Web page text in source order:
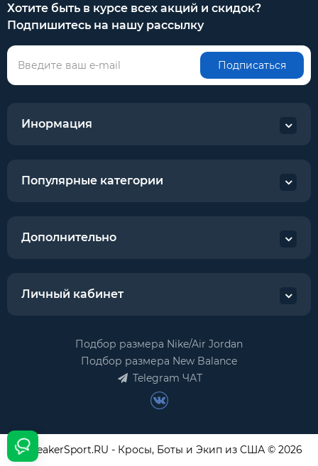
Хотите быть в курсе всех акций и скидок?
Подпишитесь на нашу рассылку
Подписаться
Инормация
Популярные категории
Дополнительно
Личный кабинет
Подбор размера Nike/Air Jordan
Подбор размера New Balance
Telegram ЧАТ
USneakerSport.RU - Кросы, Боты и Экип из США © 2026